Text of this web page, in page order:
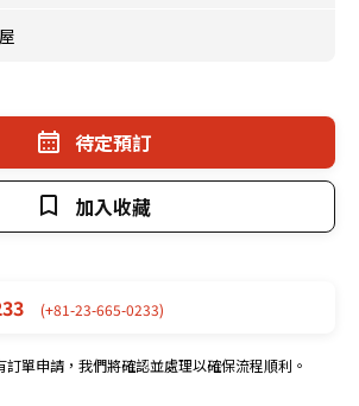
待定預訂
加入收藏
(+81-23-665-0233)
單申請，我們將確認並處理以確保流程順利。